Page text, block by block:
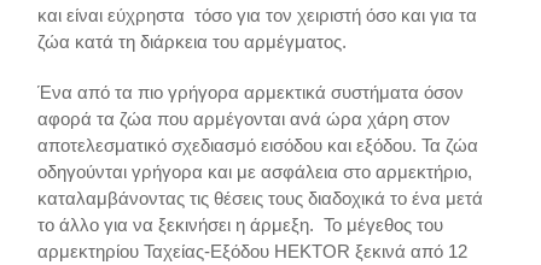
και είναι εύχρηστα τόσο για τον χειριστή όσο και για τα
ζώα κατά τη διάρκεια του αρμέγματος.
Ένα από τα πιο γρήγορα αρμεκτικά συστήματα όσον
αφορά τα ζώα που αρμέγονται ανά ώρα χάρη στον
αποτελεσματικό σχεδιασμό εισόδου και εξόδου. Τα ζώα
οδηγούνται γρήγορα και με ασφάλεια στο αρμεκτήριο,
καταλαμβάνοντας τις θέσεις τους διαδοχικά το ένα μετά
το άλλο για να ξεκινήσει η άρμεξη. Το μέγεθος του
αρμεκτηρίου Ταχείας-Εξόδου HEKTOR ξεκινά από 12